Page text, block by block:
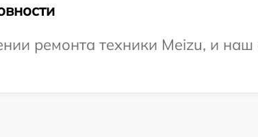
ремонта техники Meizu, и наш